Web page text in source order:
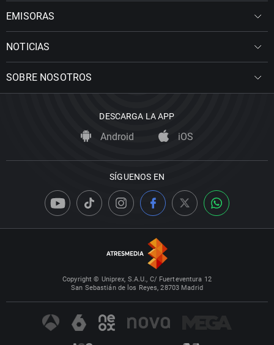
EMISORAS
NOTICIAS
SOBRE NOSOTROS
DESCARGA LA APP
Android iOS
SÍGUENOS EN
Copyright © Uniprex, S.A.U., C/ Fuerteventura 12
San Sebastián de los Reyes, 28703 Madrid